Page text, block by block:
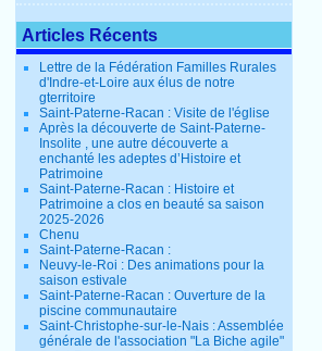
Articles Récents
Lettre de la Fédération Familles Rurales
d'Indre-et-Loire aux élus de notre
gterritoire
Saint-Paterne-Racan : Visite de l'église
Après la découverte de Saint-Paterne-
Insolite , une autre découverte a
enchanté les adeptes d’Histoire et
Patrimoine
Saint-Paterne-Racan : Histoire et
Patrimoine a clos en beauté sa saison
2025-2026
Chenu
Saint-Paterne-Racan :
Neuvy-le-Roi : Des animations pour la
saison estivale
Saint-Paterne-Racan : Ouverture de la
piscine communautaire
Saint-Christophe-sur-le-Nais : Assemblée
générale de l'association "La Biche agile"